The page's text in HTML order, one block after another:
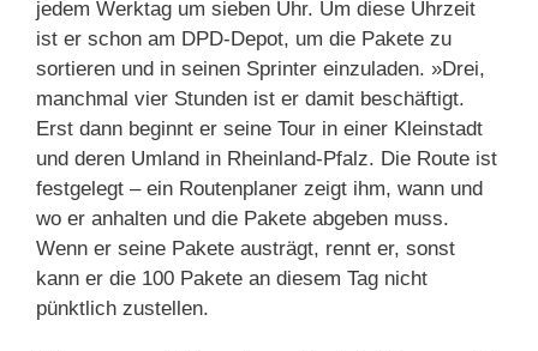
jedem Werktag um sieben Uhr. Um diese Uhrzeit
ist er schon am DPD-Depot, um die Pakete zu
sortieren und in seinen Sprinter einzuladen. »Drei,
manchmal vier Stunden ist er damit beschäftigt.
Erst dann beginnt er seine Tour in einer Kleinstadt
und deren Umland in Rheinland-Pfalz. Die Route ist
festgelegt – ein Routenplaner zeigt ihm, wann und
wo er anhalten und die Pakete abgeben muss.
Wenn er seine Pakete austrägt, rennt er, sonst
kann er die 100 Pakete an diesem Tag nicht
pünktlich zustellen.